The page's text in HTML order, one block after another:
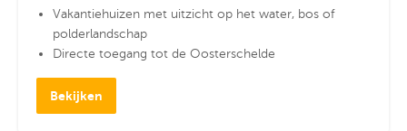
Vakantiehuizen met uitzicht op het water, bos of
polderlandschap
Directe toegang tot de Oosterschelde
Bekijken